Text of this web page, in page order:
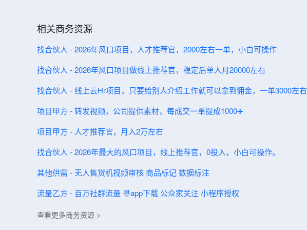
相关商务资源
找合伙人 - 2026年风口项目，人才推荐官，2000左右一单，小白可操作
找合伙人 - 2026年风口项目做线上推荐官，稳定后单人月20000左右
找合伙人 - 线上云Hr项目，只要给别人介绍工作就可以拿到佣金，一单3000左右
项目甲方 - 转发视频，公司提供素材，每成交一单提成1000➕
项目甲方 - 人才推荐官，月入2万左右
找合伙人 - 2026年最大的风口项目，线上推荐官，0投入，小白可操作。
其他供需 - 无人售货机视频审核 商品标记 数据标注
流量乙方 - 百万社群流量 寻app下载 公众家关注 小程序授权
查看更多商务资源 >